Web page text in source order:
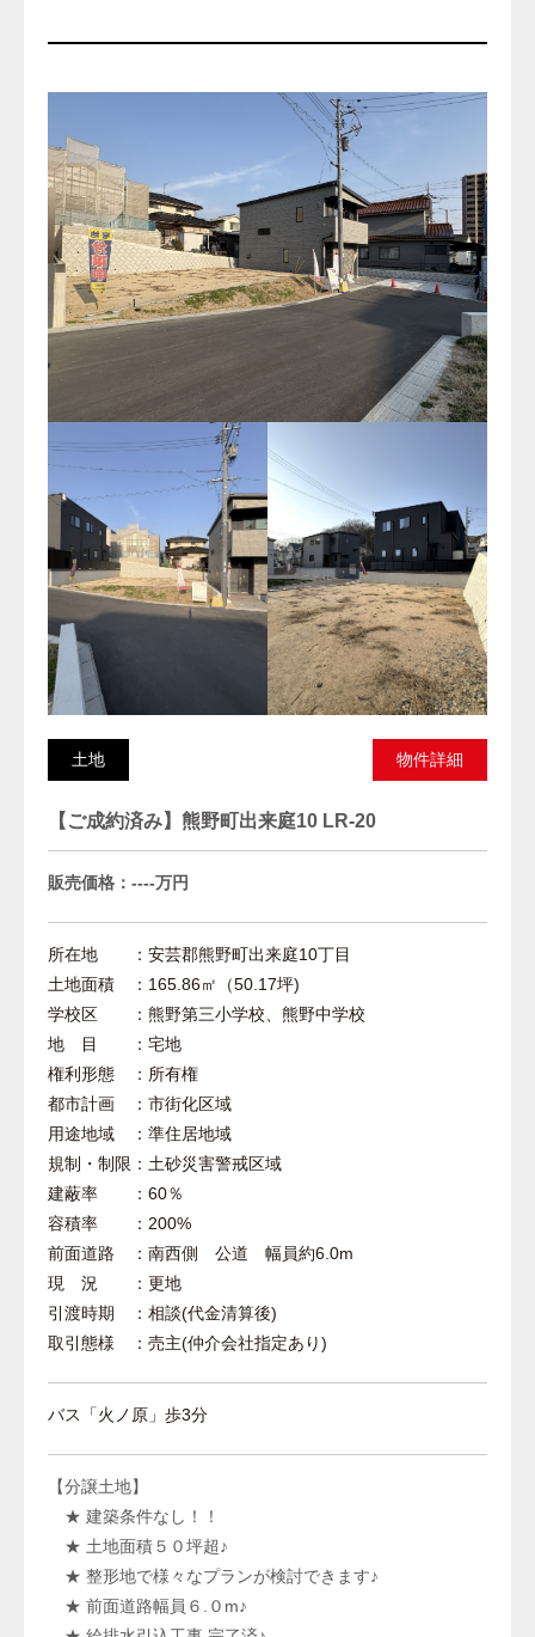
土地 物件詳細
【ご成約済み】熊野町出来庭10 LR-20
販売価格：----万円
所在地 ：安芸郡熊野町出来庭10丁目
土地面積 ：165.86㎡（50.17坪)
学校区 ：熊野第三小学校、熊野中学校
地 目 ：宅地
権利形態 ：所有権
都市計画 ：市街化区域
用途地域 ：準住居地域
規制・制限：土砂災害警戒区域
建蔽率 ：60％
容積率 ：200%
前面道路 ：南西側 公道 幅員約6.0m
現 況 ：更地
引渡時期 ：相談(代金清算後)
取引態様 ：売主(仲介会社指定あり)
バス「火ノ原」歩3分
【分譲土地】
★ 建築条件なし！！
★ 土地面積５０坪超♪
★ 整形地で様々なプランが検討できます♪
★ 前面道路幅員６.０m♪